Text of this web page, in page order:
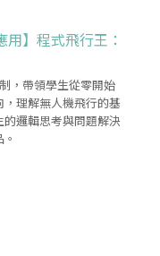
用】程式飛行王：
，帶領學生從零開始
理解無人機飛行的基
邏輯思考與問題解決